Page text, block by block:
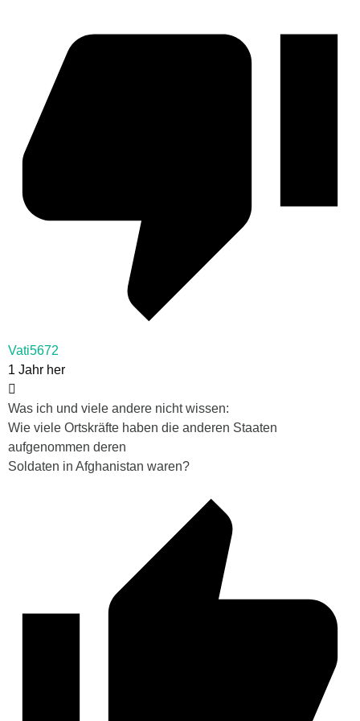
Vati5672
1 Jahr her
Was ich und viele andere nicht wissen:
Wie viele Ortskräfte haben die anderen Staaten
aufgenommen deren
Soldaten in Afghanistan waren?